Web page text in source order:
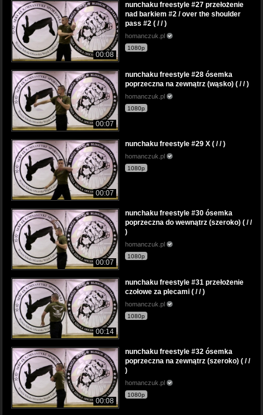
00:08
nunchaku freestyle #27 przełożenie
nad barkiem #2 / over the shoulder
pass #2 ( / / )
homanczuk.pl
1080p
00:07
nunchaku freestyle #28 ósemka
poprzeczna na zewnątrz (wąsko) ( / / )
homanczuk.pl
1080p
00:07
nunchaku freestyle #29 X ( / / )
homanczuk.pl
1080p
00:07
nunchaku freestyle #30 ósemka
poprzeczna do wewnątrz (szeroko) ( / /
)
homanczuk.pl
1080p
00:14
nunchaku freestyle #31 przełożenie
czołowe za plecami ( / / )
homanczuk.pl
1080p
00:08
nunchaku freestyle #32 ósemka
poprzeczna na zewnątrz (szeroko) ( / /
)
homanczuk.pl
1080p